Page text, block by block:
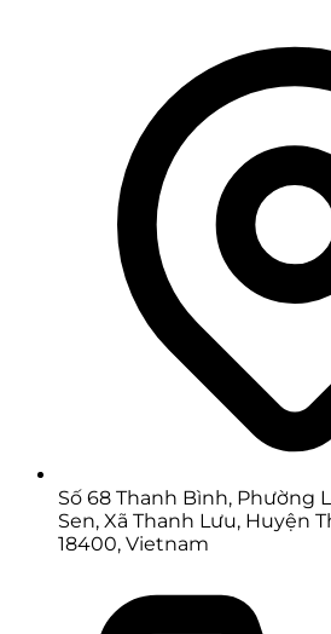
Số 68 Thanh Bình, Phường
Sen, Xã Thanh Lưu, Huyện
18400, Vietnam